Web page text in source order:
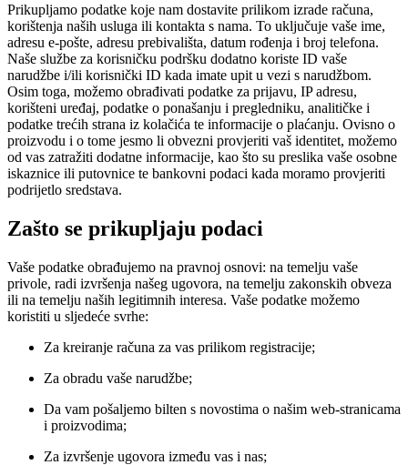
Prikupljamo podatke koje nam dostavite prilikom izrade računa,
korištenja naših usluga ili kontakta s nama. To uključuje vaše ime,
adresu e-pošte, adresu prebivališta, datum rođenja i broj telefona.
Naše službe za korisničku podršku dodatno koriste ID vaše
narudžbe i/ili korisnički ID kada imate upit u vezi s narudžbom.
Osim toga, možemo obrađivati podatke za prijavu, IP adresu,
korišteni uređaj, podatke o ponašanju i pregledniku, analitičke i
podatke trećih strana iz kolačića te informacije o plaćanju. Ovisno o
proizvodu i o tome jesmo li obvezni provjeriti vaš identitet, možemo
od vas zatražiti dodatne informacije, kao što su preslika vaše osobne
iskaznice ili putovnice te bankovni podaci kada moramo provjeriti
podrijetlo sredstava.
Zašto se prikupljaju podaci
Vaše podatke obrađujemo na pravnoj osnovi: na temelju vaše
privole, radi izvršenja našeg ugovora, na temelju zakonskih obveza
ili na temelju naših legitimnih interesa. Vaše podatke možemo
koristiti u sljedeće svrhe:
Za kreiranje računa za vas prilikom registracije;
Za obradu vaše narudžbe;
Da vam pošaljemo bilten s novostima o našim web-stranicama
i proizvodima;
Za izvršenje ugovora između vas i nas;